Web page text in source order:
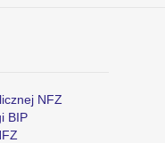
NFZ
BIP